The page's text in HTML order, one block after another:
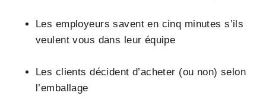
Les employeurs savent en cinq minutes s’ils
veulent vous dans leur équipe
Les clients décident d’acheter (ou non) selon
l’emballage